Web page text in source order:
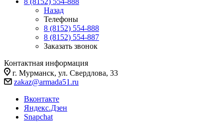
Назад
Телефоны
8 (8152) 554-888
8 (8152) 554-887
Заказать звонок
Контактная информация
г. Мурманск, ул. Свердлова, 33
zakaz@armada51.ru
Вконтакте
Яндекс.Дзен
Snapchat